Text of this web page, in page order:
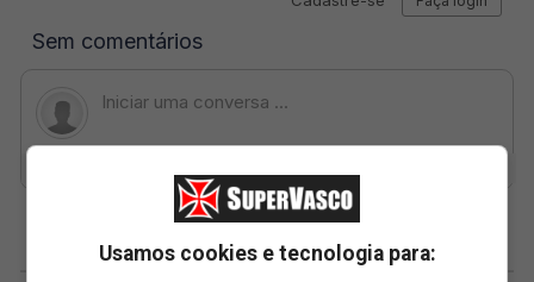
Usamos cookies e tecnologia para: